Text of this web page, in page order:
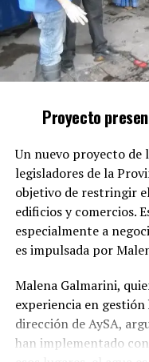
autoridades.
Según el legislador,
colabora
actuar por un vínculo
grave.
El proyecto sostiene
familiar no puede ser
y la sanción de delitos
fundamentales de las
Conformidad con
internacionales
Además, la iniciativa
legislación argentina
en la Convención de
Proyecto
Un nuevo proyecto de
legisladores de la
objetivo de restringir
edificios y comercios.
especialmente a
es impulsada por
Malena Galmarini,
experiencia en
dirección de AySA,
han implementado